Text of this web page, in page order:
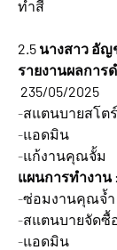
ทำสี
2.5 นางสาว อั
รายงานผลการ
235/05/2025
-สแตนบายสโต
-แอดมิน
-แก้งานคุณจั้ม
แผนการทำงาน
-ซ่อมงานคุณจ้ำ
-สแตนบายจัดซื้
-แอดมิน